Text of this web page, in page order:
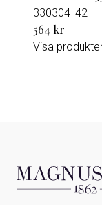
330304_42
564 kr
Visa